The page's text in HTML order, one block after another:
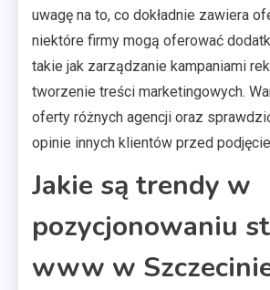
uwagę na to, co dokładnie zawiera
niektóre firmy mogą oferować
takie jak zarządzanie kampaniami
tworzenie treści marketingowych.
oferty różnych agencji oraz
opinie innych klientów przed
Jakie są trendy w
pozycjonowaniu
www w